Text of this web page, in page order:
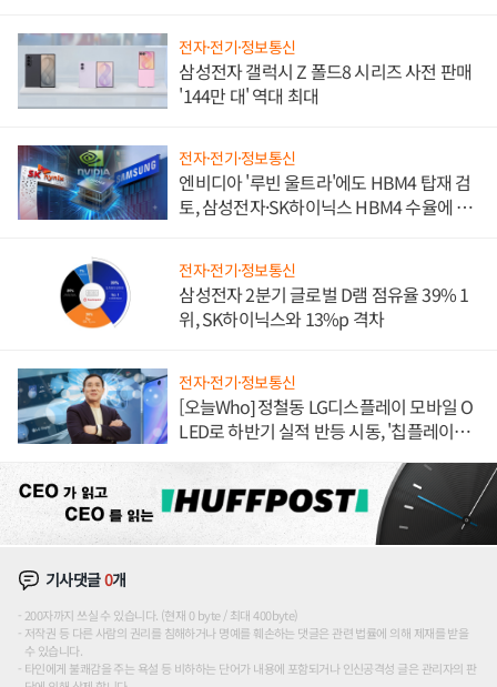
전자·전기·정보통신
삼성전자 갤럭시 Z 폴드8 시리즈 사전 판매
'144만 대' 역대 최대
전자·전기·정보통신
엔비디아 '루빈 울트라'에도 HBM4 탑재 검
토, 삼성전자·SK하이닉스 HBM4 수율에 주
전자·전기·정보통신
삼성전자 2분기 글로벌 D램 점유율 39% 1
위, SK하이닉스와 13%p 격차
전자·전기·정보통신
[오늘Who] 정철동 LG디스플레이 모바일 O
LED로 하반기 실적 반등 시동, '칩플레이
기사댓글0개
200자까지 쓰실 수 있습니다. (현재 0 byte / 최대 400byte)
저작권 등 다른 사람의 권리를 침해하거나 명예를 훼손하는 댓글은 관련 법률에 의해 제재를 받을
수 있습니다.
타인에게 불쾌감을 주는 욕설 등 비하하는 단어가 내용에 포함되거나 인신공격성 글은 관리자의 판